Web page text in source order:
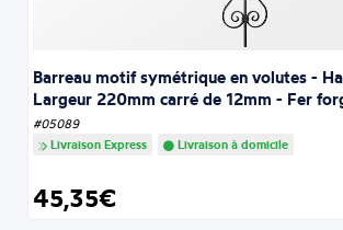
Barreau motif symétrique en volutes -
Largeur 220mm carré de 12mm - Fer
#05089
Livraison Express
Livraison à domicile
45,35€